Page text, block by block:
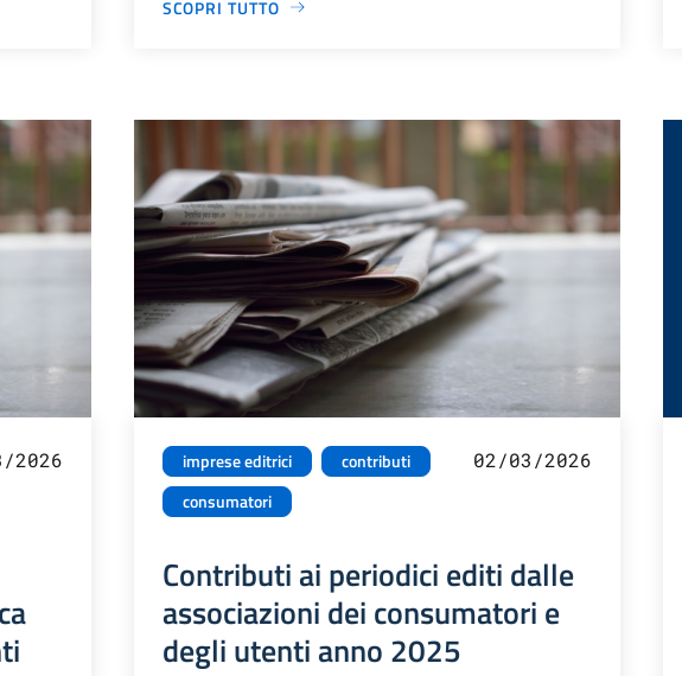
SCOPRI TUTTO
2026 imprese editrici
contributi
consumatori
02/03/2026
Contributi ai periodici editi dalle
associazioni dei consumatori e
degli utenti anno 2025